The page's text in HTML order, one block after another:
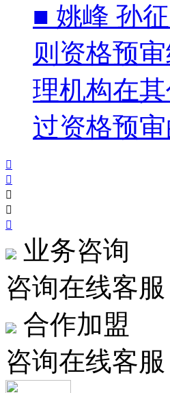
■ 姚峰 孙
则资格预
理机构在
过资格预





业务咨询
咨询在线客服
合作加盟
咨询在线客服